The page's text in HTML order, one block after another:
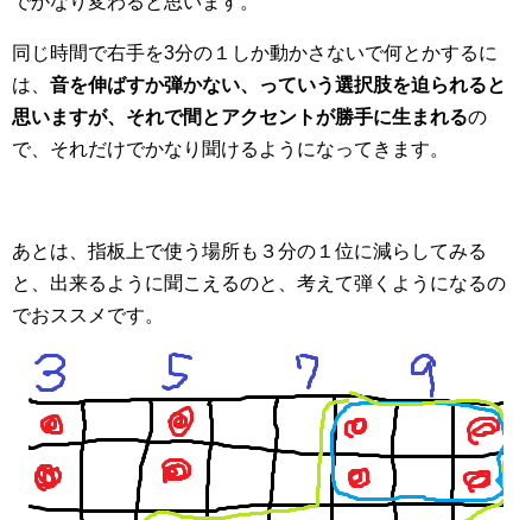
同じ時間で右手を3分の１しか動かさないで何とかするに
は、 音を伸ばすか弾かない、っていう選択肢を迫られると
思いますが、それで間とアクセントが勝手に生まれるの
で、それだけでかなり聞けるようになってきます。
あとは、指板上で使う場所も３分の１位に減らしてみる
と、出来るように聞こえるのと、考えて弾くようになるの
でおススメです。